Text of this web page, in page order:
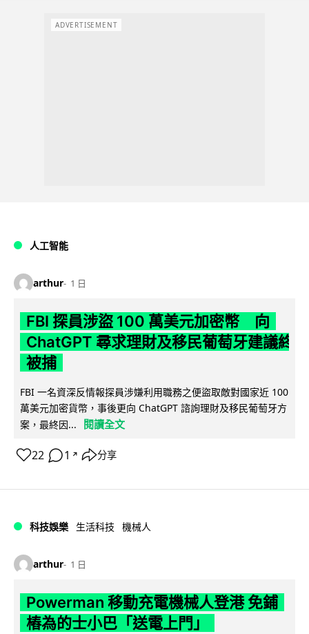
ADVERTISEMENT
人工智能
arthur 1 日
FBI 探員涉盜 100 萬美元加密幣 向
ChatGPT 尋求理財及移民葡萄牙建議終
被捕
FBI 一名資深反情報探員涉嫌利用職務之便盜取敵對國家近 100
萬美元加密貨幣，事後更向 ChatGPT 諮詢理財及移民葡萄牙方
案，最終因...
閱讀全文
22 1 ↗ 分享
科技娛樂 生活科技 機械人
arthur 1 日
Powerman 移動充電機械人登港 免鋪
樁為的士小巴「送電上門」